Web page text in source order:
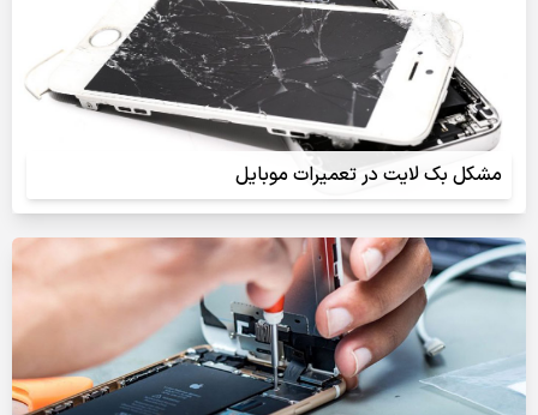
مشکل بک لایت در تعمیرات موبایل